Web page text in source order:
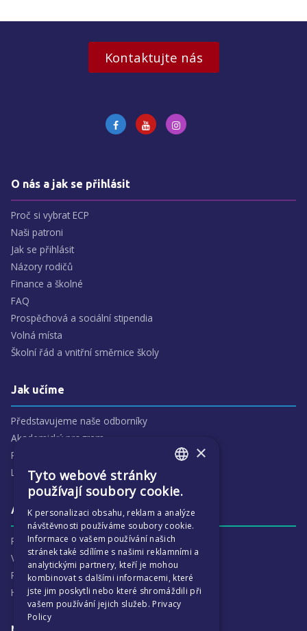
Kontaktujte nás
O nás a jak se přihlásit
Proč si vybrat ECP
Naši patroni
Jak se přihlásit
Názory rodičů
Finance a školné
FAQ
Prospěchová a sociální stipendia
Volná místa
Školní řád a vnitřní směrnice školy
Jak učíme
Představujeme naše odborníky
Akademický program
Předmětové oblasti
Lidé
Aktivity
Proč je ECP tak zajímavé
Výchovná péče
Program :more
Harmonogram školního
×
Tyto webové stránky
používají soubory cookie.
K personalizaci obsahu, reklam a analýze
návštěvnosti používáme soubory cookie.
Informace o vašem používání našich
stránek také sdílíme s našimi reklamními a
analytickými partnery, kteří je mohou
kombinovat s dalšími informacemi, které
jste jim poskytli nebo které shromáždili při
vašem používání jejich služeb. Privacy
Policy